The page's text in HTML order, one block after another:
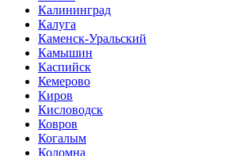
Калининград
Калуга
Каменск-Уральский
Камышин
Каспийск
Кемерово
Киров
Кисловодск
Ковров
Когалым
Коломна